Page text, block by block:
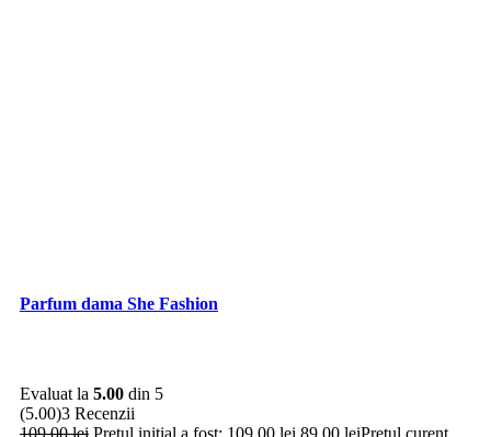
Parfum dama She Fashion
Evaluat la 5.00 din 5
(5.00)3 Recenzii